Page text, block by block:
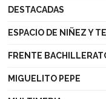
DESTACADAS
ESPACIO DE NIÑEZ Y
FRENTE
MIGUELITO PEPE